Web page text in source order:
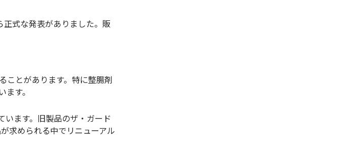
式な発表がありました。販
ことがあります。特に整腸剤
す。
ます。旧製品のザ・ガード
求められる中でリニューアル